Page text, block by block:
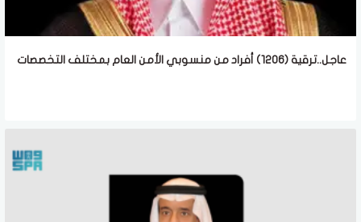
عاجل..ترقية (1206) أفراد من منسوبي الأمن العام بمختلف التخصصات